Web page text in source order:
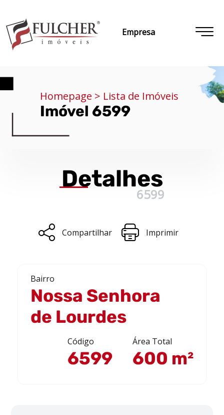
Empresa
Homepage > Lista de Imóveis
Imóvel 6599
Detalhes
6599
Compartilhar Imprimir
Bairro
Nossa Senhora
de Lourdes
Código
6599
Área Total
600 m²